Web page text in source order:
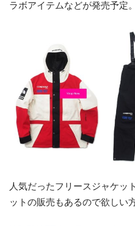
ラボアイテムなどが発売予定。
人気だったフリースジャケッ
ットの販売もあるので欲しい